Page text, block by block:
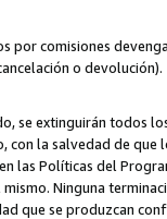
por comisiones
o devolución).
se extinguirán todos
la salvedad de
las Políticas del
Ninguna
que se produzcan